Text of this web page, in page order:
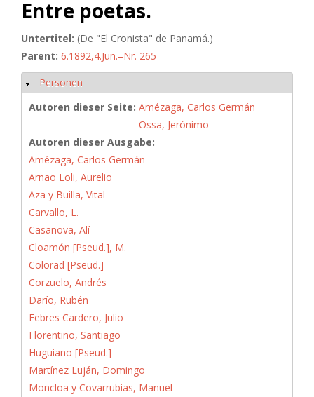
Entre poetas.
Untertitel: (De "El Cronista" de Panamá.)
Parent: 6.1892,4.Jun.=Nr. 265
Ausblenden
Personen
Autoren dieser Seite: Amézaga, Carlos Germán
Ossa, Jerónimo
Autoren dieser Ausgabe:
Amézaga, Carlos Germán
Arnao Loli, Aurelio
Aza y Builla, Vital
Carvallo, L.
Casanova, Alí
Cloamón [Pseud.], M.
Colorad [Pseud.]
Corzuelo, Andrés
Darío, Rubén
Febres Cardero, Julio
Florentino, Santiago
Huguiano [Pseud.]
Martínez Luján, Domingo
Moncloa y Covarrubias, Manuel